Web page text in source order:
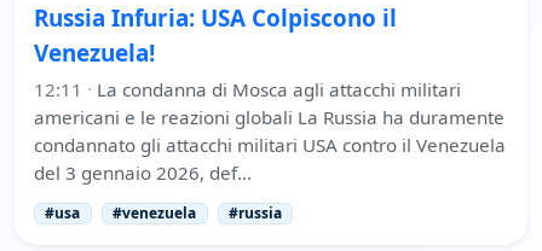
Russia Infuria: USA Colpiscono il
Venezuela!
12:11 · La condanna di Mosca agli attacchi militari
americani e le reazioni globali La Russia ha duramente
condannato gli attacchi militari USA contro il Venezuela
del 3 gennaio 2026, def…
#usa #venezuela #russia